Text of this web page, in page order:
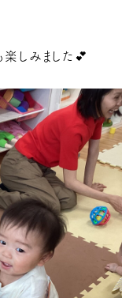
しみました💕